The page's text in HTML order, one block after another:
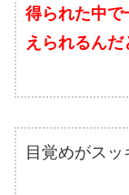
得られた中で
えられるんだ
目覚めがスッ